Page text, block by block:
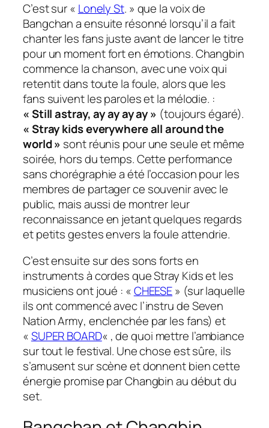
C’est sur « Lonely St. » que la voix de
Bangchan a ensuite résonné lorsqu’il a fait
chanter les fans juste avant de lancer le titre
pour un moment fort en émotions. Changbin
commence la chanson, avec une voix qui
retentit dans toute la foule, alors que les
fans suivent les paroles et la mélodie. :
« Still astray, ay ay ay ay » (toujours égaré).
« Stray kids everywhere all around the
world » sont réunis pour une seule et même
soirée, hors du temps. Cette performance
sans chorégraphie a été l’occasion pour les
membres de partager ce souvenir avec le
public, mais aussi de montrer leur
reconnaissance en jetant quelques regards
et petits gestes envers la foule attendrie.
C’est ensuite sur des sons forts en
instruments à cordes que Stray Kids et les
musiciens ont joué : «CHEESE» (sur laquelle
ils ont commencé avec l’instru deSeven
Nation Army, enclenchée par les fans) et
«SUPER BOARD« , de quoi mettre l’ambiance
sur tout le festival. Une chose est sûre, ils
s’amusent sur scène et donnent bien cette
énergie promise par Changbin au début du
set.